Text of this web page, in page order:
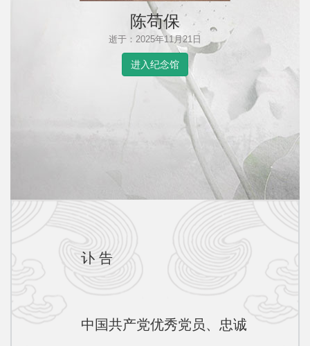
陈苟保
逝于：2025年11月21日
进入纪念馆
讣 告
中国共产党优秀党员、忠诚